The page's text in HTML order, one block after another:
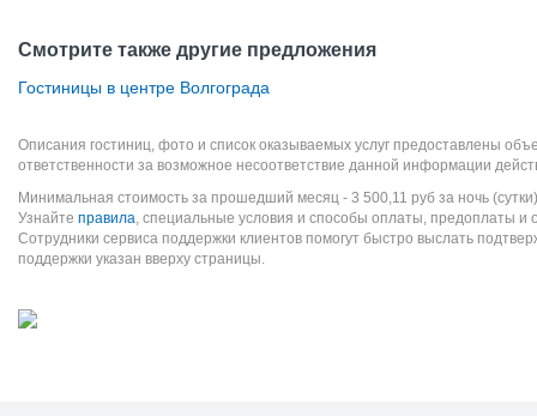
Смотрите также другие предложения
Гостиницы в центре Волгограда
Описания гостиниц, фото и список оказываемых услуг предоставлены
ответственности за возможное несоответствие данной информации
Минимальная стоимость за прошедший месяц - 3 500,11 руб за ночь (сутки)
Узнайте правила, специальные условия и способы оплаты, предоплаты и
Сотрудники сервиса поддержки клиентов помогут быстро выслать
поддержки указан вверху страницы.